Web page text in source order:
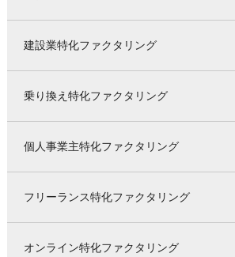
建設業特化ファクタリング
乗り換え特化ファクタリング
個人事業主特化ファクタリング
フリーランス特化ファクタリング
オンライン特化ファクタリング